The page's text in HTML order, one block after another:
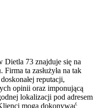
73 znajduje się na
ta zasłużyła na tak
reputacji,
opinii oraz imponującą
lokalizacji pod adresem
mogą dokonywać